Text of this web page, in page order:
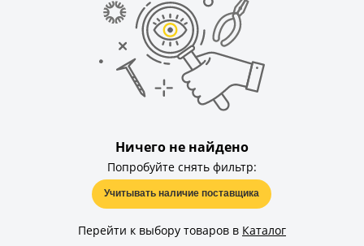
Ничего не найдено
Попробуйте снять фильтр:
Учитывать наличие поставщика
Перейти к выбору товаров в Каталог